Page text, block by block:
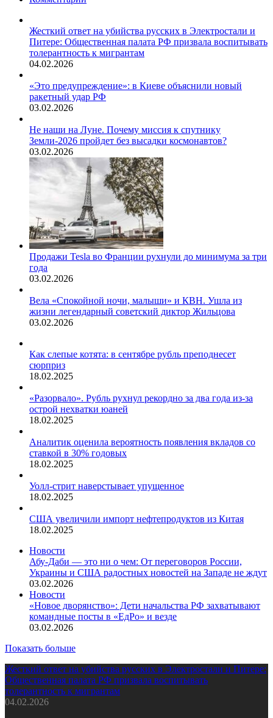
Жесткий ответ на убийства русских в Электростали и
Питере: Общественная палата РФ призвала воспитывать
толерантность к мигрантам
04.02.2026
«Это предупреждение»: в Киеве объяснили новый
ракетный удар РФ
03.02.2026
Не наши на Луне. Почему миссия к спутнику
Земли-2026 пройдет без высадки космонавтов?
03.02.2026
Продажи Tesla во Франции рухнули до минимума за три
года
03.02.2026
Вела «Спокойной ночи, малыши» и КВН. Ушла из
жизни легендарный советский диктор Жильцова
03.02.2026
Как слепые котята: в сентябре рубль преподнесет
сюрприз
18.02.2025
«Разорвало». Рубль рухнул рекордно за два года из-за
острой нехватки юаней
18.02.2025
Аналитик оценила вероятность появления вкладов со
ставкой в 30% годовых
18.02.2025
Уолл-стрит наверстывает упущенное
18.02.2025
США увеличили импорт нефтепродуктов из Китая
18.02.2025
Новости
Абу-Даби — это ни о чем: От переговоров России,
Украины и США радостных новостей на Западе не ждут
03.02.2026
Новости
«Новое дворянство»: Дети начальства РФ захватывают
командные посты в «ЕдРо» и везде
03.02.2026
Показать больше
Жесткий ответ на убийства русских в Электростали и Питере:
Общественная палата РФ призвала воспитывать
толерантность к мигрантам
04.02.2026